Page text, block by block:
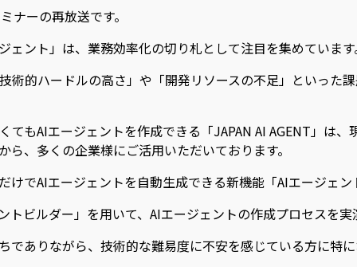
ーの再放送です。
ェント」は、業務効率化の切り札として注目を集めていま
術的ハードルの高さ」や「開発リソースの不足」といった
てもAIエージェントを作成できる「JAPAN AI AGENT」は
、多くの企業様にご活用いただいております。
けでAIエージェントを自動生成できる新機能「AIエージェ
トビルダー」を用いて、AIエージェントの作成プロセスを
でありながら、技術的な難易度に不安を感じている方に特